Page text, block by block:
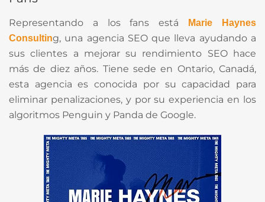
Representando a los fans está
Marie Haynes
Consulting, una agencia SEO que lleva ayudando a
sus clientes a mejorar su rendimiento SEO hace
más de diez años. Tiene sede en Ontario, Canadá,
esta agencia es conocida por su capacidad para
eliminar penalizaciones, y por su experiencia en los
algoritmos Penguin y Panda de Google.